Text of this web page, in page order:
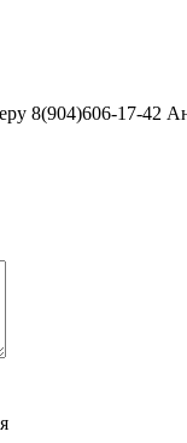
8(904)606-17-42